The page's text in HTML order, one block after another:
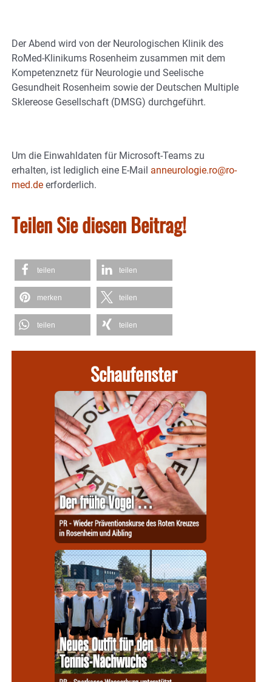
Der Abend wird von der Neurologischen Klinik des
RoMed-Klinikums Rosenheim zusammen mit dem
Kompetenznetz für Neurologie und Seelische
Gesundheit Rosenheim sowie der Deutschen Multiple
Sklereose Gesellschaft (DMSG) durchgeführt.
Um die Einwahldaten für Microsoft-Teams zu
erhalten, ist lediglich eine E-Mail anneurologie.ro@ro-
med.de erforderlich.
Teilen Sie diesen Beitrag!
teilen teilen
merken teilen
teilen teilen
Schaufenster